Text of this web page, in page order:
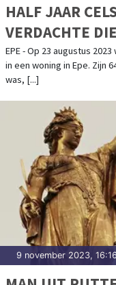
HALF JAAR
VERDACHTE
OVER LIET
EPE - Op 23 augustus
in een woning in Epe. Zijn
was, [...]
9 november 2023,